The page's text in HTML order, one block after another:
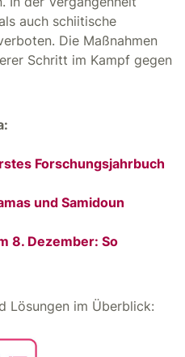
auch schiitische
Die Maßnahmen
Schritt im Kampf gegen
Forschungsjahrbuch
und Samidoun
8. Dezember: So
Lösungen im Überblick: